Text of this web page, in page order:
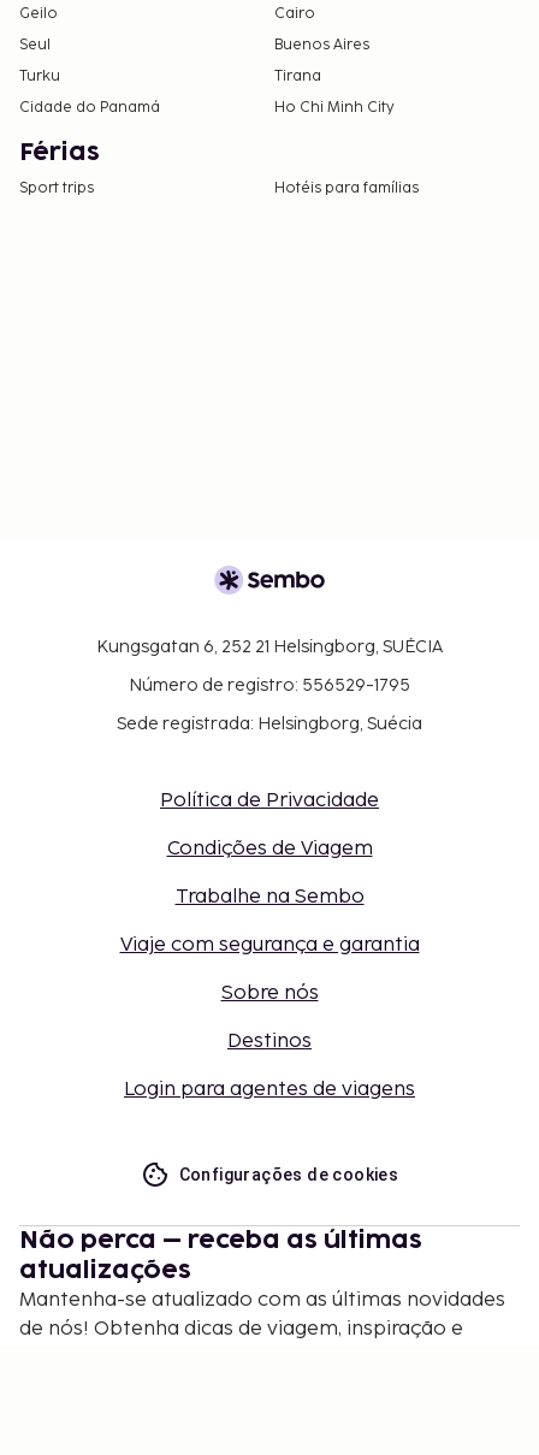
Geilo
Cairo
Seul
Buenos Aires
Turku
Tirana
Cidade do Panamá
Ho Chi Minh City
Férias
Sport trips Hotéis para famílias
Kungsgatan 6, 252 21 Helsingborg, SUÉCIA
Número de registro: 556529-1795
Sede registrada: Helsingborg, Suécia
Política de Privacidade
Condições de Viagem
Trabalhe na Sembo
Viaje com segurança e garantia
Sobre nós
Destinos
Login para agentes de viagens
Configurações de cookies
Não perca – receba as últimas
atualizações
Mantenha-se atualizado com as últimas novidades
de nós! Obtenha dicas de viagem, inspiração e